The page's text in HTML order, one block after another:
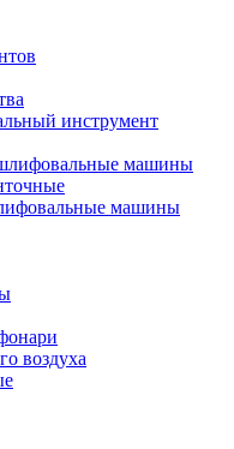
инструмент
машины
машины
воздуха